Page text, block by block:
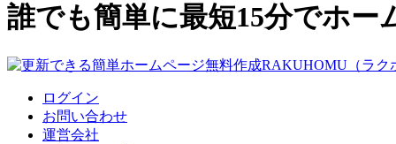
誰でも簡単に最短15分でホ
ログイン
お問い合わせ
運営会社